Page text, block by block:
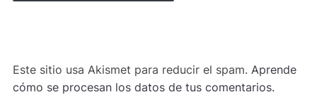
Este sitio usa Akismet para reducir el spam. Aprende
cómo se procesan los datos de tus comentarios.